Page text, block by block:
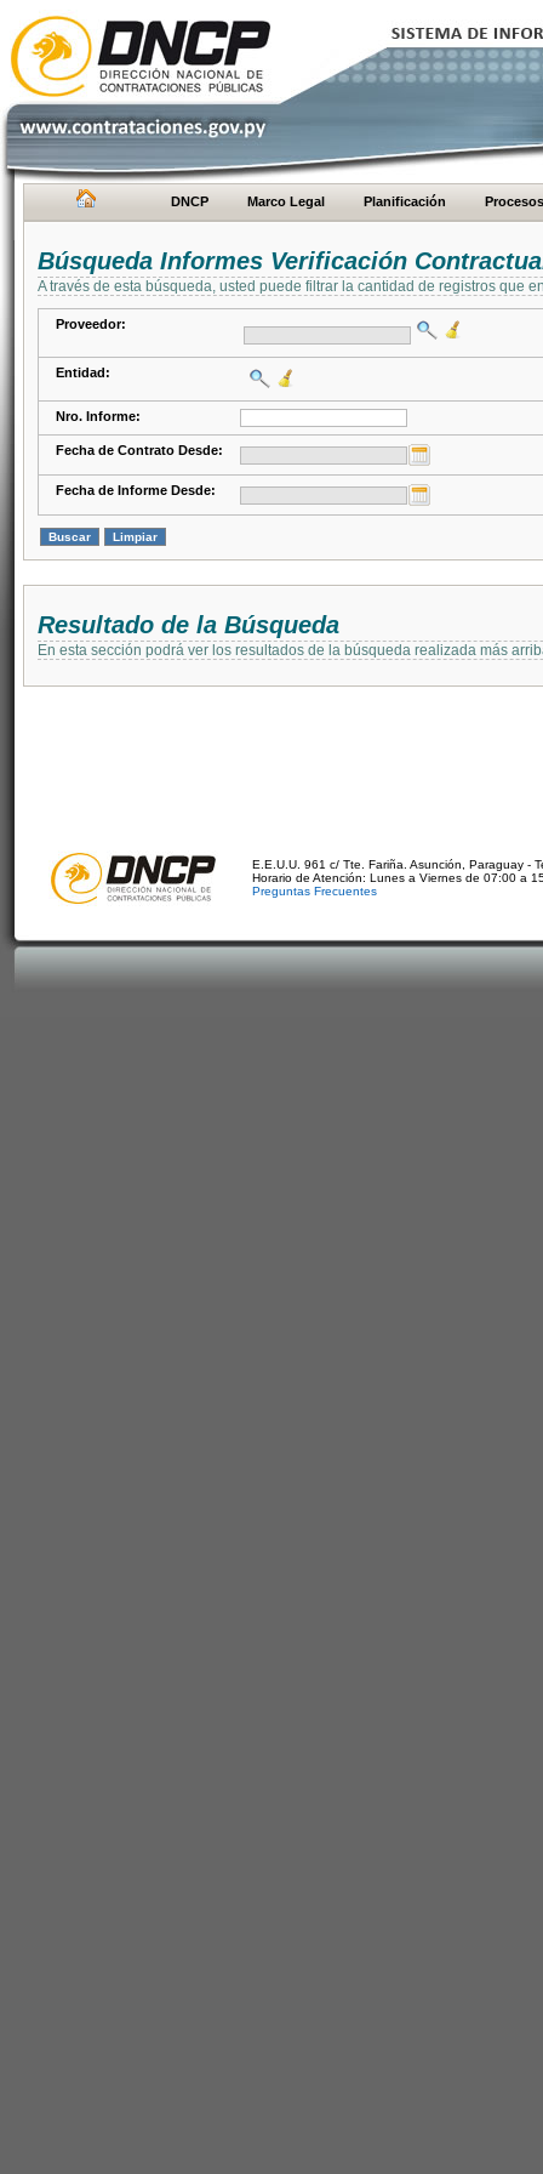
DNCP Marco Legal Planificación Procesos
Búsqueda Informes Verificación
A través de esta búsqueda, usted puede filtrar la cantidad de registros que
Proveedor:
Entidad:
Nro. Informe:
Fecha de Contrato Desde:
Fecha de Informe Desde:
Resultado de la Búsqueda
En esta sección podrá ver los resultados de la búsqueda realizada más
E.E.U.U. 961 c/ Tte. Fariña. Asunción, Paraguay -
Horario de Atención: Lunes a Viernes de 07:00 a
Preguntas Frecuentes